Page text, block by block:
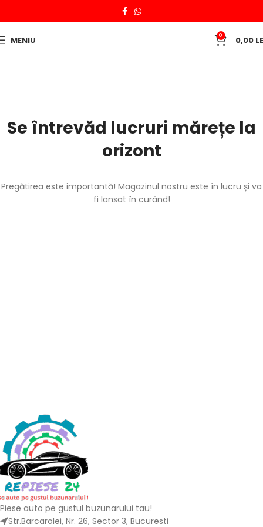
MENIU 0 0,00
Se întrevăd lucruri mărețe la
orizont
Pregătirea este importantă! Magazinul nostru este în lucru și va
fi lansat în curând!
Piese auto pe gustul buzunarului tau!
Str.Barcarolei, Nr. 26, Sector 3, Bucuresti